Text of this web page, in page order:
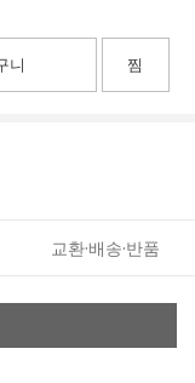
니 찜
교환·배송·반품